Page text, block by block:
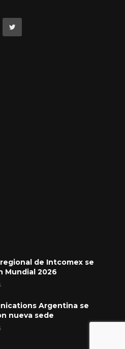
de Intcomex se
Mundial 2026
Argentina se
nueva sede